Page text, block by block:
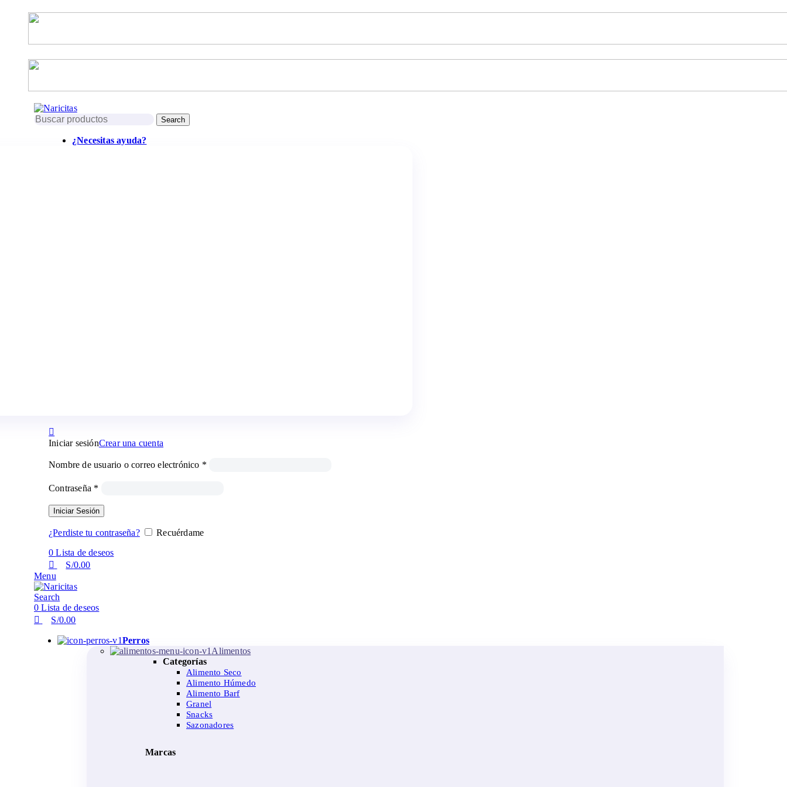
Search
¿Necesitas ayuda?
Iniciar sesiónCrear una cuenta
Nombre de usuario o correo electrónico *
Contraseña *
Iniciar Sesión
¿Perdiste tu contraseña?
Recuérdame
0Lista de deseos
S/0.00
Menu
Search
0Lista de deseos
S/0.00
Perros
Alimentos
Categorías
Alimento Seco
Alimento Húmedo
Alimento Barf
Granel
Snacks
Sazonadores
Marcas